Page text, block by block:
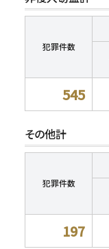
犯罪件数
545
その他計
犯罪件数
197